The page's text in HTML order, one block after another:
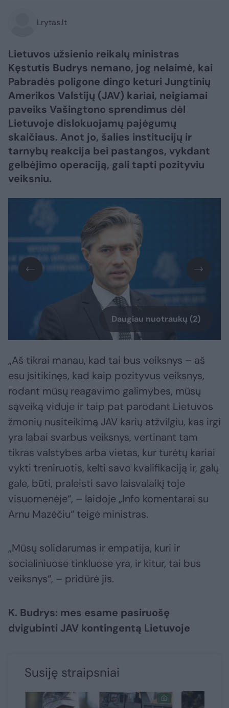
Lrytas.lt
Lietuvos užsienio reikalų ministras
Kęstutis Budrys nemano, jog nelaimė, kai
Pabradės poligone dingo keturi Jungtinių
Amerikos Valstijų (JAV) kariai, neigiamai
paveiks Vašingtono sprendimus dėl
Lietuvoje dislokuojamų pajėgumų
skaičiaus. Anot jo, šalies institucijų ir
tarnybų reakcija bei pastangos, vykdant
gelbėjimo operaciją, gali tapti pozityviu
veiksniu.
Daugiau nuotraukų (2)
„Aš tikrai manau, kad tai bus veiksnys – aš
esu įsitikinęs, kad kaip pozityvus veiksnys,
rodant mūsų reagavimo galimybes, mūsų
sąveiką viduje ir taip pat parodant Lietuvos
žmonių nusiteikimą JAV karių atžvilgiu, kas irgi
yra labai svarbus veiksnys, vertinant tam
tikras valstybes arba vietas, kur turėtų kariai
vykti treniruotis, kelti savo kvalifikaciją ir, galų
gale, būti, praleisti savo laisvalaikį toje
visuomenėje“, – laidoje „Info komentarai su
Arnu Mazėčiu“ teigė ministras.
„Mūsų solidarumas ir empatija, kuri ir
socialiniuose tinkluose yra, ir kitur, tai bus
veiksnys“, – pridūrė jis.
K. Budrys: mes esame pasiruošę
dvigubinti JAV kontingentą Lietuvoje
Susiję straipsniai